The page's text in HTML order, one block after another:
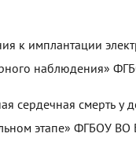
к имплантации
наблюдения»
сердечная смерть у
этапе» ФГБОУ